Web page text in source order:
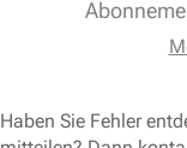
Haben Sie Fehler